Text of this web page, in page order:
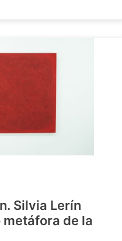
Silvia Lerín
de la